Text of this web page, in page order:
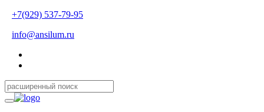
+7(929) 537-79-95
info@ansilum.ru